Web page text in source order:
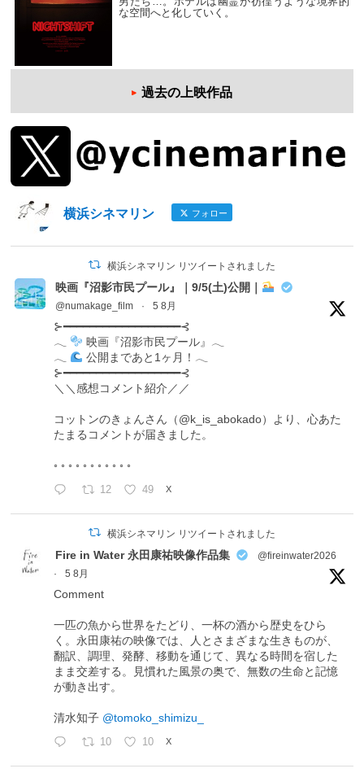
な空間へと化していく。
過去の上映作品
横浜シネマリン フォロー
横浜シネマリン リツイートされました
映画『沼影市民プール』｜9/5(土)公開｜
@numakage_film · 5 8月
⊱━━━━━━━━━━━━━━━━━━⊰
𓂃
映画『沼影市民プール』𓂃
𓂃
公開まであと1ヶ月！𓂃
⊱━━━━━━━━━━━━━━━━━━⊰
＼＼感想コメント紹介／／
コットンのきょんさん（@k_is_abokado）より、心あた
たまるコメントが届きました。
◦ ◦ ◦ ◦ ◦ ◦ ◦ ◦ ◦ ◦ ◦
12 49 X
横浜シネマリン リツイートされました
Fire in Water 永田康祐映像作品集
@fireinwater2026
·
5 8月
Comment
一匹の魚から世界をたどり、一杯の酒から歴史をひら
く。永田康祐の映像では、人とさまざまな生きものが、
翻訳、調理、発酵、移動を通じて、異なる時間を宿した
まま交差する。見慣れた風景の奥で、無数の生命と記憶
が動き出す。
清水知子 @tomoko_shimizu_
10 10 X